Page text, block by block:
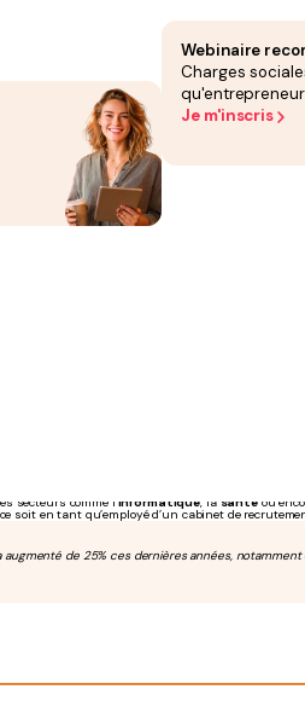
Webinaire
Charges
qu'entrepreneur
Je m'inscris
secteurs comme l’ informatique, la santéou
soit en tant qu’employé d’un cabinet de
de 25% ces dernières années,